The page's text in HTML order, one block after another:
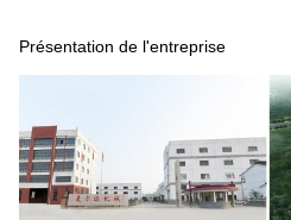
Présentation de l'entreprise